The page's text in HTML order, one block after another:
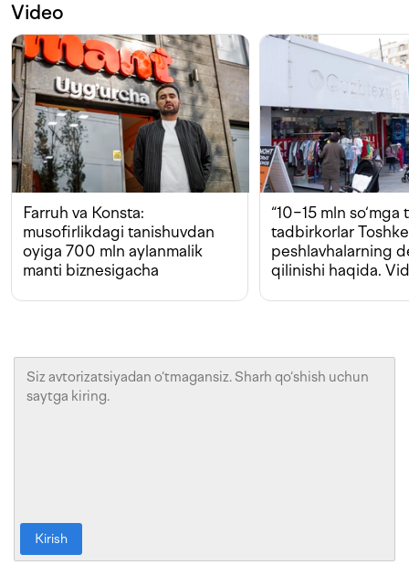
Video
Farruh va Konsta:
musofirlikdagi tanishuvdan
oyiga 700 mln aylanmalik
manti biznesigacha
“10−15 mln so‘mga
tadbirkorlar
peshlavhalarning
qilinishi haqida.
Kirish